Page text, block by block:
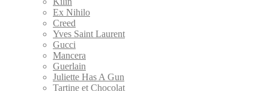
Ex Nihilo
Creed
Yves Saint Laurent
Gucci
Mancera
Guerlain
Juliette Has A Gun
Tartine et Chocolat